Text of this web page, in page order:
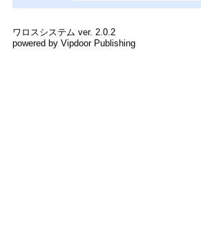
ワロスシステム ver. 2.0.2
powered by Vipdoor Publishing